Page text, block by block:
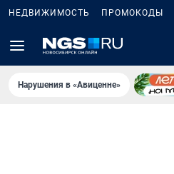
НЕДВИЖИМОСТЬ ПРОМОКОДЫ
Нарушения в «Авиценне»